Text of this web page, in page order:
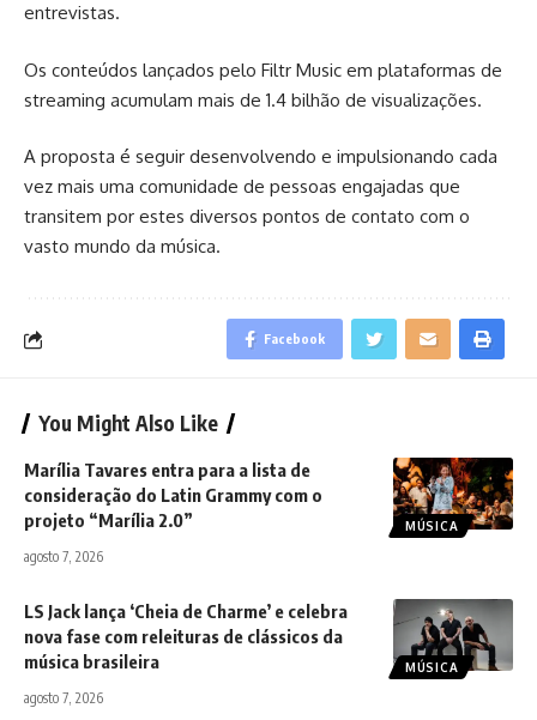
entrevistas.
Os conteúdos lançados pelo Filtr Music em plataformas de
streaming acumulam mais de 1.4 bilhão de visualizações.
A proposta é seguir desenvolvendo e impulsionando cada
vez mais uma comunidade de pessoas engajadas que
transitem por estes diversos pontos de contato com o
vasto mundo da música.
Facebook
You Might Also Like
MÚSICA
Marília Tavares entra para a lista de
consideração do Latin Grammy com o
projeto “Marília 2.0”
agosto 7, 2026
MÚSICA
LS Jack lança ‘Cheia de Charme’ e celebra
nova fase com releituras de clássicos da
música brasileira
agosto 7, 2026